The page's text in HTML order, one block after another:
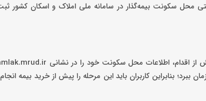
کد پستی محل سکونت بیمه‌گذار در سامانه ملی املاک و اسکان کشور
بنابراین کاربران باید این مرحله را پیش از خرید بیمه